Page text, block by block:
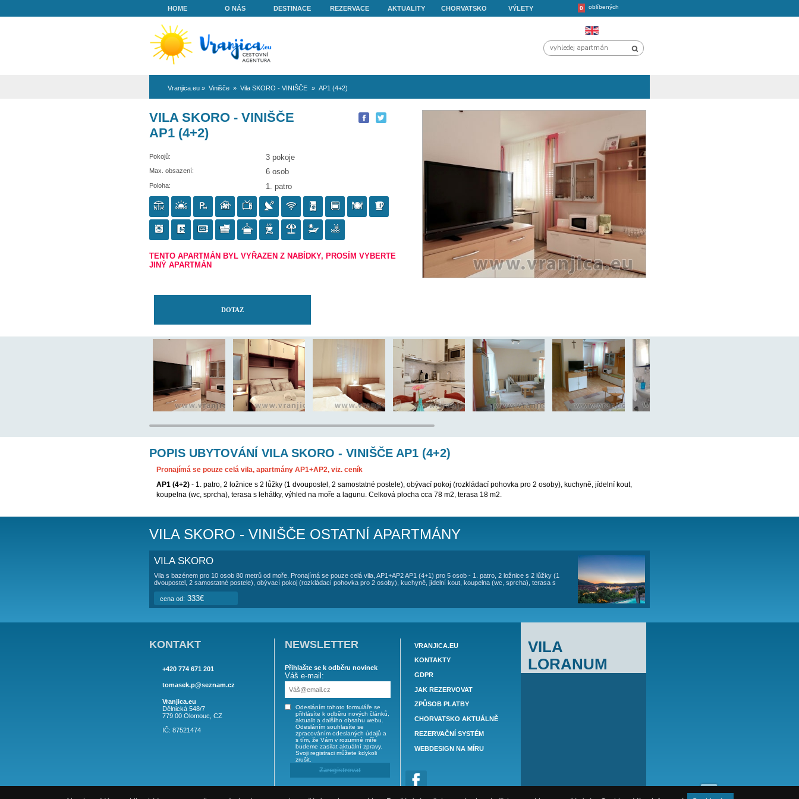
HOME O NÁS DESTINACE REZERVACE AKTUALITY CHORVATSKO
Vinišče AP1 (4+2)
VILA SKORO - VINIŠČE
AP1 (4+2)
3 pokoje
Max. obsazení: 6 osob
Poloha: 1. patro
JINÝ APARTMÁN
POPIS UBYTOVÁNÍ VILA SKORO - VINIŠČE AP1 (4+2)
Pronajímá se pouze celá vila, apartmány AP1+AP2, viz. ceník
AP1 (4+2)
- 1. patro, 2 ložnice s 2 lůžky (1 dvoupostel, 2 samostatné postele), obývací pokoj (rozkládací pohovka pro 2 osoby), kuchyně, jídelní kout,
koupelna (wc, sprcha), terasa s lehátky, výhled na moře a lagunu. Celková plocha cca 78 m2, terasa 18 m2.
VILA SKORO - VINIŠČE OSTATNÍ APARTMÁNY
VILA SKORO
Vila s bazénem pro 10 osob 80 metrů od moře. Pronajímá se pouze celá vila, AP1+AP2 AP1 (4+1) pro 5 osob - 1. patro, 2 ložnice s 2 lůžky (1
dvoupostel, 2 samostatné postele), obývací pokoj (rozkládací pohovka pro 2 osoby), kuchyně, jídelní kout, koupelna (wc, sprcha), terasa s
KONTAKT NEWSLETTER VRANJICA.EU